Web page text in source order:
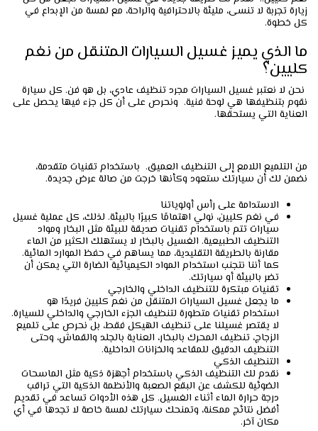
زيارة تجربة لا تنسى، مليئة بالاحترافية والراحة، مع لمسة من الإبداع في
كل خطوة.
ما الذي يميز غسيل السيارات المتنقل من نغم
كليين؟
نحن لا نعتبر غسيل السيارات مجرد تنظيف عادي، بل هو فن. كل سيارة
نقوم بتنظيفها هي لوحة فنية. ونحرص على أن كل جزء فيها يحصل على
العناية التي يستحقها.
من التلميع اللامع إلى التنظيف العميق. باستخدام تقنيات متقدمة،
نضمن لك أن سيارتك ستعود وكأنها خرجت من صالة عرض جديدة.
الاستدامة على رأس أولوياتنا
في نغم كليين، نولي اهتمامًا كبيرًا بالبيئة. لذلك، كل عملية غسيل
سيارات تتم باستخدام تقنيات صديقة للبيئة مثل البخار ومواد
التنظيف الطبيعية. الغسيل بالبخار لا يستهلك الكثير من الماء
مقارنة بالطريقة التقليدية، مما يساهم في حفظ الموارد المائية.
كما أننا نتجنب استخدام المواد الكيميائية الضارة التي يمكن أن
تضر بالبيئة أو سيارتك.
تقنيات مبتكرة للتنظيف الداخلي والخارجي
ما يجعل غسيل السيارات المتنقل من نغم كليين فريدًا هو
استخدام تقنيات متطورة لتنظيف الجزء الخارجي والداخلي للسيارة.
لا يقتصر غسيلنا على تنظيف الهيكل فقط، بل نحرص على تلميع
الزجاج، تنظيف المحرك بالبخار، العناية بالجلد والقماش، وحتى
التنظيف الدقيق للمقاعد والخزانات الداخلية.
التنظيف الذكي
نقدم لك التنظيف الذكي باستخدام أجهزة ذكية مثل الماسحات
الضوئية للكشف عن البقع الصعبة والأنظمة الذكية التي تراقب
درجة حرارة الماء أثناء الغسيل. كل هذه الأدوات تساعد في تقديم
أفضل نتائج ممكنة، وتمنحك سيارتك لمسة خاصة لا تجدها في أي
مكان آخر.